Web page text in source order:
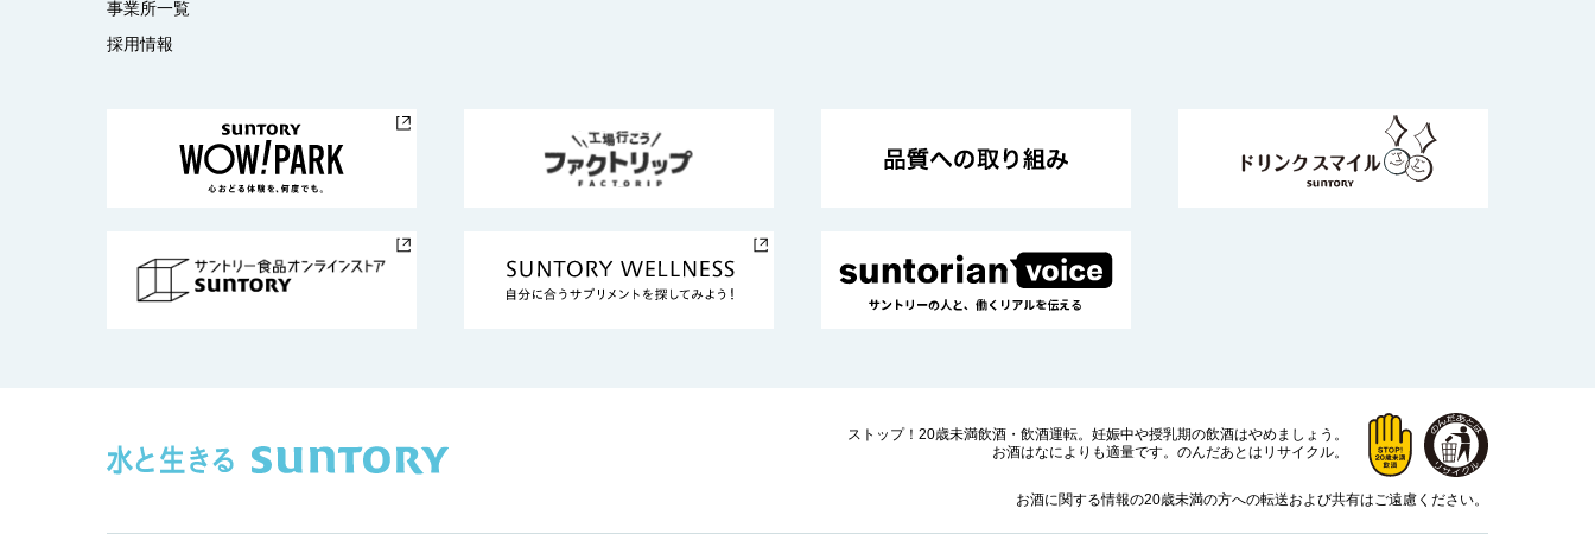
事業所一覧
採用情報
ストップ！20歳未満飲酒・飲酒運転。 妊娠中や授乳期の飲酒はやめましょう。
お酒はなによりも適量です。 のんだあとはリサイクル。
お酒に関する情報の20歳未満の方への転送および共有はご遠慮ください。